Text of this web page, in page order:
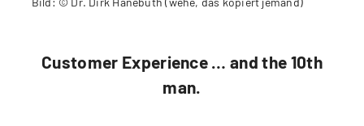
Customer Experience … and the 10th
man.